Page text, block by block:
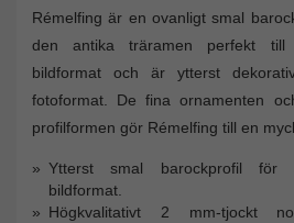
Rémelfing är en ovanligt smal
den antika träramen perfekt till
bildformat och är ytterst
fotoformat. De fina ornamenten
profilformen gör Rémelfing till en
Ytterst smal barockprofil för
bildformat.
Högkvalitativt 2 mm-tjockt